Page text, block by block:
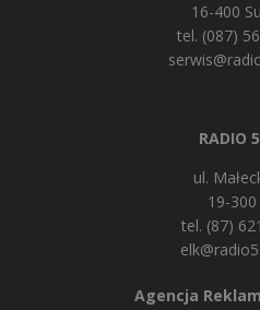
16-400
tel. (087)
RADIO
ul.
19-300
tel. (87)
Agencja